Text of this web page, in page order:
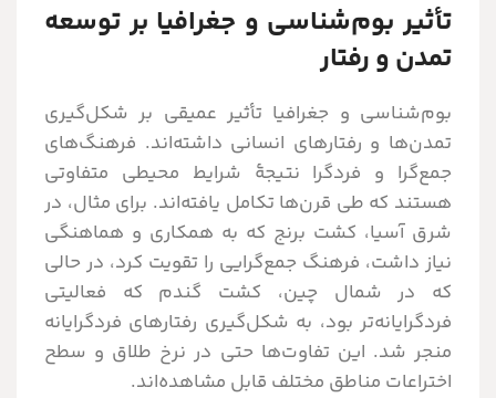
تأثیر بوم‌شناسی و جغرافیا بر توسعه
تمدن و رفتار
بوم‌شناسی و جغرافیا تأثیر عمیقی بر شکل‌گیری
تمدن‌ها و رفتارهای انسانی داشته‌اند. فرهنگ‌های
جمع‌گرا و فردگرا نتیجۀ شرایط محیطی متفاوتی
هستند که طی قرن‌ها تکامل یافته‌اند. برای مثال، در
شرق آسیا، کشت برنج که به همکاری و هماهنگی
نیاز داشت، فرهنگ جمع‌گرایی را تقویت کرد، در حالی
که در شمال چین، کشت گندم که فعالیتی
فردگرایانه‌تر بود، به شکل‌گیری رفتارهای فردگرایانه
منجر شد. این تفاوت‌ها حتی در نرخ طلاق و سطح
اختراعات مناطق مختلف قابل مشاهده‌اند.